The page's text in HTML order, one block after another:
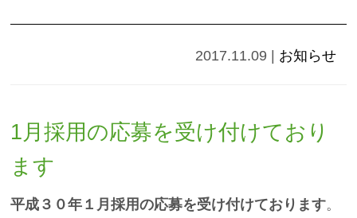
2017.11.09 | お知らせ
1月採用の応募を受け付けており
ます
平成３０年１月採用の応募を受け付けております。